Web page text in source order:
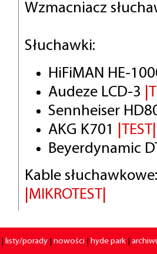
Wzmacniacz
Słuchawki:
HiFiMAN HE-
Audeze LCD-3
Sennheiser
AKG K701
|TEST|
Beyerdynamic
Kable
|MIKROTEST|
listy/porady nowości hyde park